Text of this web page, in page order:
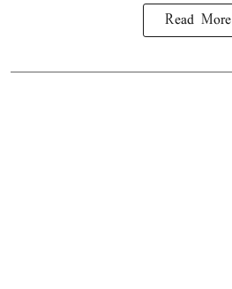
Read More